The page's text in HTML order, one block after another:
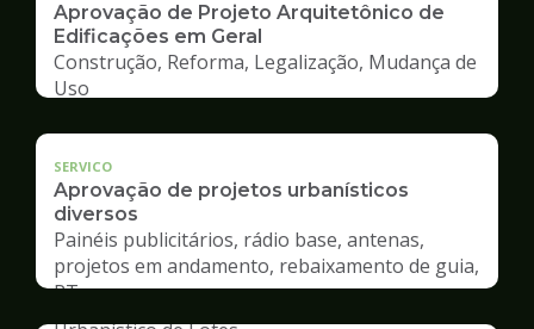
Aprovação de Projeto Arquitetônico de
Edificações em Geral
Construção, Reforma, Legalização, Mudança de
Uso
SERVICO
Aprovação de projetos urbanísticos
diversos
Painéis publicitários, rádio base, antenas,
projetos em andamento, rebaixamento de guia,
RT